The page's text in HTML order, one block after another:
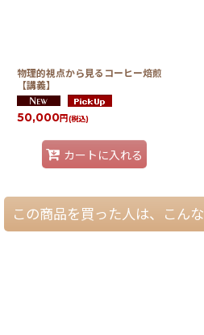
物理的視点から見るコーヒー焙煎
【講義】
50,000円(税込)
カートに入れる
この商品を買った人は、こん